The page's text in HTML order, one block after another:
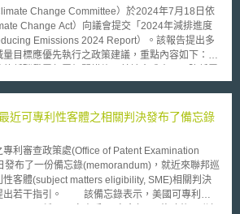
Change Committee）於2024年7月18日依
Change Act）向議會提交「2024年減排進度
Emissions 2024 Report）。該報告提出多
目標應優先執行之政策建議，重點內容如下： 1.
樁及陸域風電等關鍵技術部署的行政障礙。 4.提
的設計與執行。 6.提供政策支持以加
電熱技術。 7.加強植樹造林及泥炭地
年移除至少500萬噸二氧化碳目標。 9.就全國
面評估與規劃。 10.強化國家氣候變遷
近可專利性客體之相關判決發布了備忘錄
審查政策處(Office of Patent Examination
發布了一份備忘錄(memorandum)，就近來聯邦巡
客體(subject matters eligibility, SME)相關判決
錄表示，美國可專利性